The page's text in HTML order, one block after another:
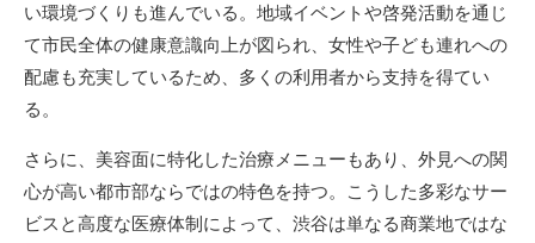
い環境づくりも進んでいる。地域イベントや啓発活動を通じ
て市民全体の健康意識向上が図られ、女性や子ども連れへの
配慮も充実しているため、多くの利用者から支持を得てい
る。
さらに、美容面に特化した治療メニューもあり、外見への関
心が高い都市部ならではの特色を持つ。こうした多彩なサー
ビスと高度な医療体制によって、渋谷は単なる商業地ではな